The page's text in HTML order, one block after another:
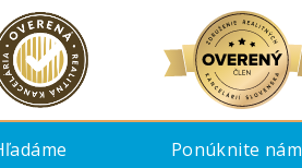
Ponúknite nám